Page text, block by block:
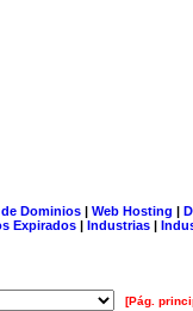
Dominios| Web Hosting |
Expirados | Industrias |
[Pág.